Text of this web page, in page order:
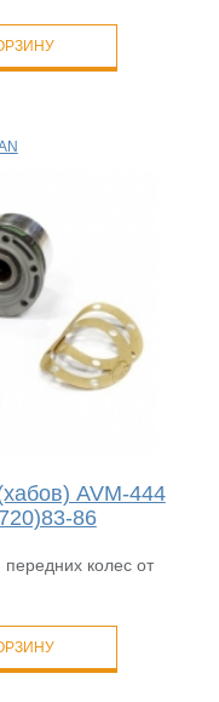
AVM-444
86
колес от